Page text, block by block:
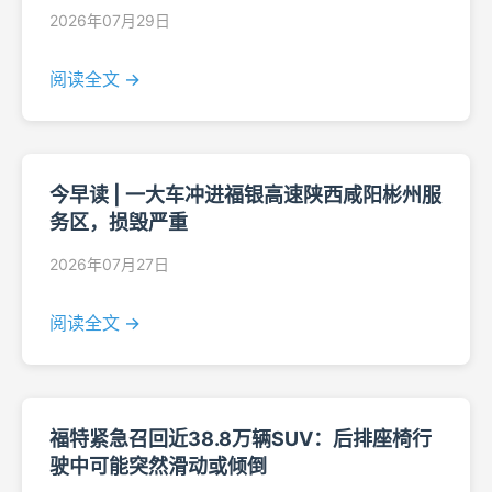
2026年07月29日
阅读全文 →
今早读 | 一大车冲进福银高速陕西咸阳彬州服
务区，损毁严重
2026年07月27日
阅读全文 →
福特紧急召回近38.8万辆SUV：后排座椅行
驶中可能突然滑动或倾倒